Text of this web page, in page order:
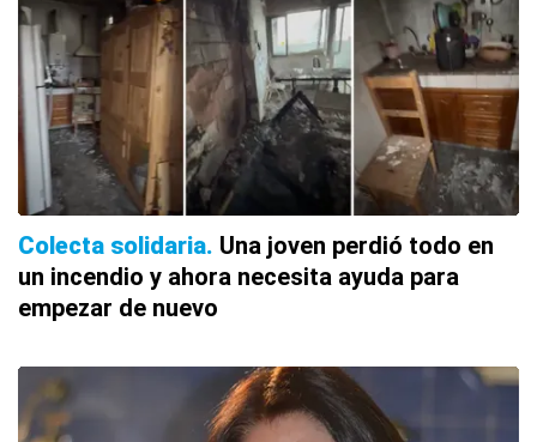
Colecta solidaria Una joven perdió todo en
un incendio y ahora necesita ayuda para
empezar de nuevo